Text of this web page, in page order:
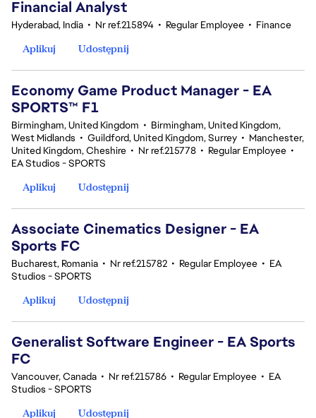
Financial Analyst
Hyderabad, India • Nr ref.215894 • Regular Employee • Finance
Aplikuj
Udostępnij
Economy Game Product Manager - EA
SPORTS™ F1
Birmingham, United Kingdom • Birmingham, United Kingdom,
West Midlands • Guildford, United Kingdom, Surrey • Manchester,
United Kingdom, Cheshire • Nr ref.215778 • Regular Employee •
EA Studios - SPORTS
Aplikuj
Udostępnij
Associate Cinematics Designer - EA
Sports FC
Bucharest, Romania • Nr ref.215782 • Regular Employee • EA
Studios - SPORTS
Aplikuj
Udostępnij
Generalist Software Engineer - EA Sports
FC
Vancouver, Canada • Nr ref.215786 • Regular Employee • EA
Studios - SPORTS
Aplikuj
Udostępnij